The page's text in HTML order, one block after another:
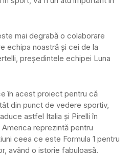
mai degrabă o colaborare
echipa noastră și cei de la
președintele echipei Luna
în acest proiect pentru că
din punct de vedere sportiv,
astfel Italia și Pirelli în
reprezintă pentru
ceea ce este Formula 1 pentru
având o istorie fabuloasă.